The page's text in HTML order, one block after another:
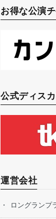
お得な公演
公式ディス
運営会社
ロングランプ